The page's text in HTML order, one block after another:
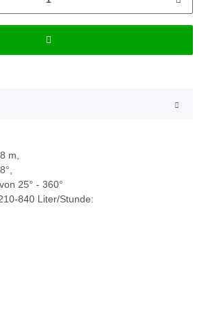
m,
25° - 360°
840 Liter/Stunde: